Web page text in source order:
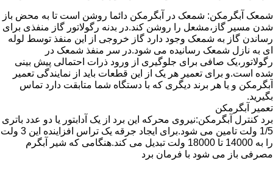
شمعک آبگرمکن: شمعک در آبگرمکن دائما روشن است تا به محض باز
شدن مسیر گاز،مشعل را روشن کند.در بدنه رگولاتور گاز منفذی برای
رساندن گاز به شمعک وجود دارد گاز خروجی از این منفذ توسط لوله
ای به نازل شمعک رسانیده می شود.در سر منفذ شمعک در
رگولاتور،یک صافی برای جلوگیری از ورود ذرات احتمالی پیش بینی
شده است.و برای تعمیر هر یک از این قطعات باید از نمایندگی تعمیر
آبگرمکن و یا هر برند دیگری که با دستگاه شما متابقت دارد تماس
بگیرید.
تعمیر آبگرمکن
برد کنترل آبگرمکن:نیروی محرکه این برد از یک آدابتور یا دو عدد باتری
1/5 ولت تامین می شود.برای ایجاد جرقه یک تراس افزاینده این 3 ولت
را به 14000 تا 18000 ولت تبدیل می کند.هنگامی که شیر آبگرم
مصرفی باز می شود با فرمان برد